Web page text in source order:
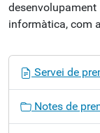
informàtica, com
Servei de
Notes de